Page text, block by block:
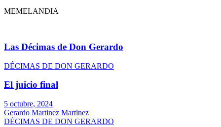
MEMELANDIA
Las Décimas de Don Gerardo
DÉCIMAS DE DON GERARDO
El juicio final
5 octubre, 2024
Gerardo Martinez Martinez
DÉCIMAS DE DON GERARDO